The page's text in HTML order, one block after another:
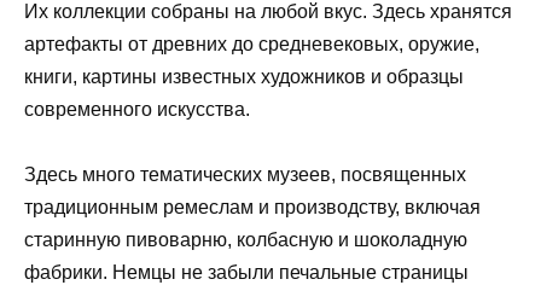
Их коллекции собраны на любой вкус. Здесь хранятся
артефакты от древних до средневековых, оружие,
книги, картины известных художников и образцы
современного искусства.
Здесь много тематических музеев, посвященных
традиционным ремеслам и производству, включая
старинную пивоварню, колбасную и шоколадную
фабрики. Немцы не забыли печальные страницы